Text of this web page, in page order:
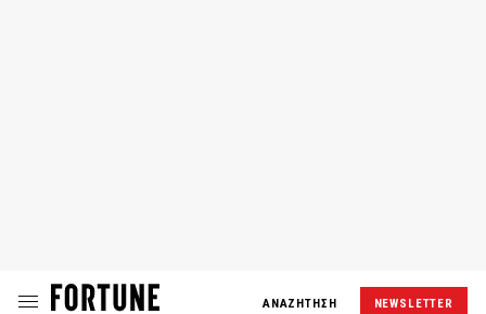
ΑΝΑΖΗΤΗΣΗ NEWSLETTER